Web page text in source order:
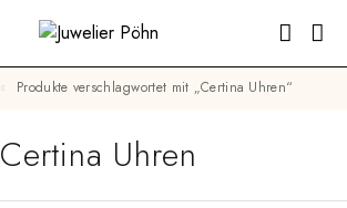
Produkte verschlagwortet mit „Certina Uhren“
Certina Uhren